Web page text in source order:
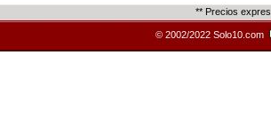
** Precios
© 2002/2022 Solo10.com